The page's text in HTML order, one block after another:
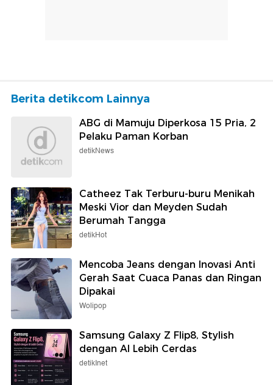
Berita detikcom Lainnya
ABG di Mamuju Diperkosa 15 Pria, 2
Pelaku Paman Korban
detikNews
Catheez Tak Terburu-buru Menikah
Meski Vior dan Meyden Sudah
Berumah Tangga
detikHot
Mencoba Jeans dengan Inovasi Anti
Gerah Saat Cuaca Panas dan Ringan
Dipakai
Wolipop
Samsung Galaxy Z Flip8, Stylish
dengan AI Lebih Cerdas
detikInet